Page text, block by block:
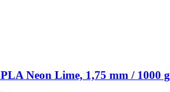
PLA Neon Lime, 1,75 mm / 1000 g